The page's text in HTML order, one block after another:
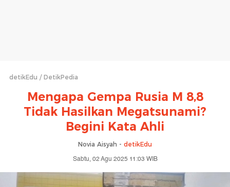
detikEdu DetikPedia
Mengapa Gempa Rusia M 8,8
Tidak Hasilkan Megatsunami?
Begini Kata Ahli
Novia Aisyah - detikEdu
Sabtu, 02 Agu 2025 11:03 WIB